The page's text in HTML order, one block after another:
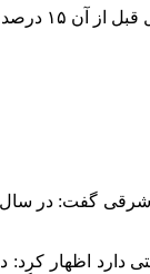
یافت.
شرقی گفت: در
دارد اظهار